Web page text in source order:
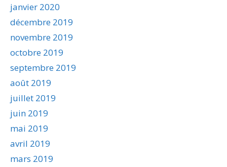
janvier 2020
décembre 2019
novembre 2019
octobre 2019
septembre 2019
août 2019
juillet 2019
juin 2019
mai 2019
avril 2019
mars 2019